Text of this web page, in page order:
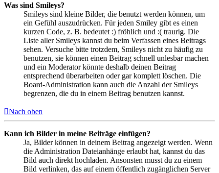
Was sind Smileys?
Smileys sind kleine Bilder, die benutzt werden können, um
ein Gefühl auszudrücken. Für jeden Smiley gibt es einen
kurzen Code, z. B. bedeutet :) fröhlich und :( traurig. Die
Liste aller Smileys kannst du beim Verfassen eines Beitrags
sehen. Versuche bitte trotzdem, Smileys nicht zu häufig zu
benutzen, sie können einen Beitrag schnell unlesbar machen
und ein Moderator könnte deshalb deinen Beitrag
entsprechend überarbeiten oder gar komplett löschen. Die
Board-Administration kann auch die Anzahl der Smileys
begrenzen, die du in einem Beitrag benutzen kannst.
Nach oben
Kann ich Bilder in meine Beiträge einfügen?
Ja, Bilder können in deinem Beitrag angezeigt werden. Wenn
die Administration Dateianhänge erlaubt hat, kannst du das
Bild auch direkt hochladen. Ansonsten musst du zu einem
Bild verlinken, das auf einem öffentlich zugänglichen Server